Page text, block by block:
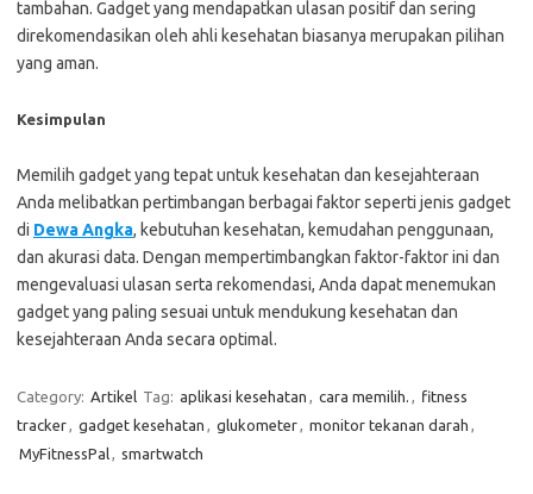
tambahan. Gadget yang mendapatkan ulasan positif dan sering
direkomendasikan oleh ahli kesehatan biasanya merupakan pilihan
yang aman.
Kesimpulan
Memilih gadget yang tepat untuk kesehatan dan kesejahteraan
Anda melibatkan pertimbangan berbagai faktor seperti jenis gadget
di Dewa Angka, kebutuhan kesehatan, kemudahan penggunaan,
dan akurasi data. Dengan mempertimbangkan faktor-faktor ini dan
mengevaluasi ulasan serta rekomendasi, Anda dapat menemukan
gadget yang paling sesuai untuk mendukung kesehatan dan
kesejahteraan Anda secara optimal.
Category: Artikel Tag: aplikasi kesehatan , cara memilih. , fitness
tracker, gadget kesehatan , glukometer, monitor tekanan darah ,
MyFitnessPal, smartwatch